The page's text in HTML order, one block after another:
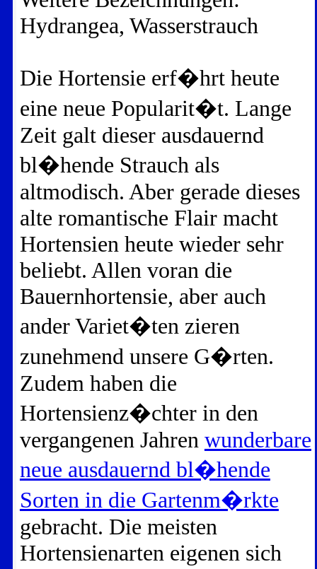
Hydrangea, Wasserstrauch
Die Hortensie erf�hrt heute
eine neue Popularit�t. Lange
Zeit galt dieser ausdauernd
bl�hende Strauch als
altmodisch. Aber gerade dieses
alte romantische Flair macht
Hortensien heute wieder sehr
beliebt. Allen voran die
Bauernhortensie, aber auch
ander Variet�ten zieren
zunehmend unsere G�rten.
Zudem haben die
Hortensienz�chter in den
vergangenen Jahren wunderbare
neue ausdauernd bl�hende
Sorten in die Gartenm�rkte
gebracht. Die meisten
Hortensienarten eigenen sich